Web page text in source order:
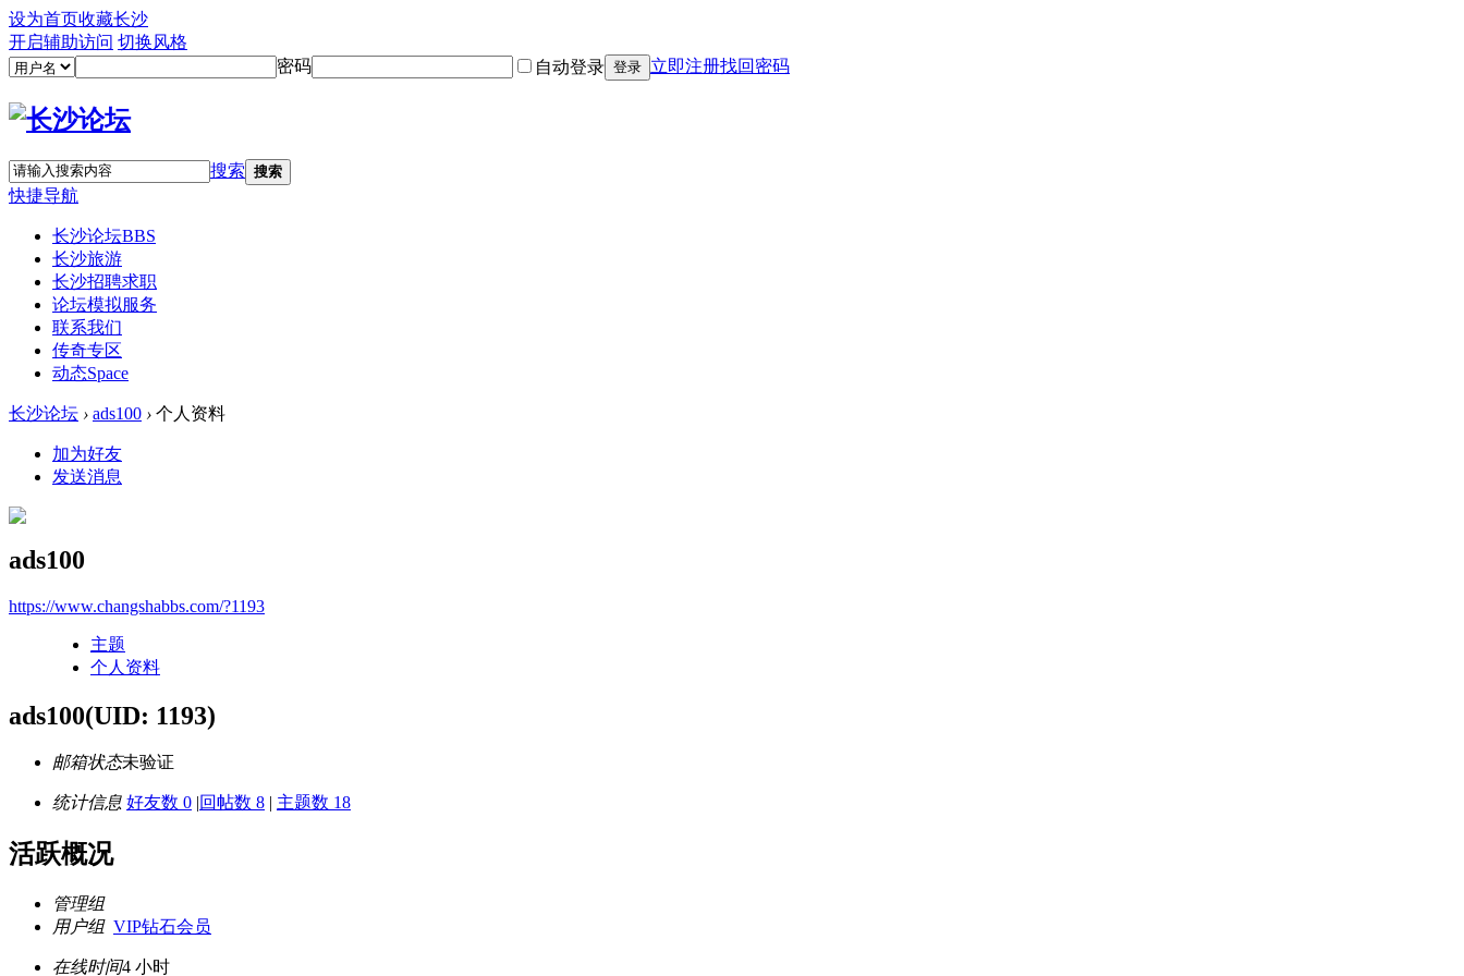
设为首页收藏长沙
开启辅助访问 切换风格
密码
自动登录 登录 立即注册找回密码
搜索 搜索
快捷导航
长沙论坛BBS
长沙旅游
长沙招聘求职
论坛模拟服务
联系我们
传奇专区
动态Space
长沙论坛 › ads100 › 个人资料
加为好友
发送消息
ads100
https://www.changshabbs.com/?1193
主题
个人资料
ads100(UID: 1193)
邮箱状态未验证
统计信息 好友数 0 |回帖数 8 | 主题数 18
活跃概况
管理组
用户组 VIP钻石会员
在线时间4 小时